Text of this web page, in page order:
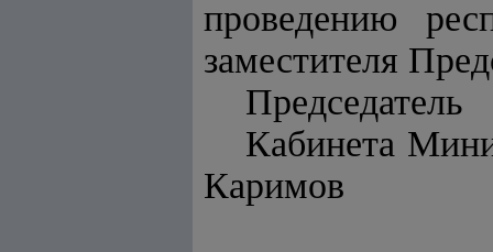
проведению
заместителя
Председатель
Каримов